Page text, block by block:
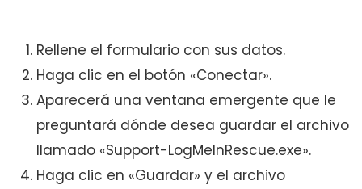
Rellene el formulario con sus datos.
Haga clic en el botón «Conectar».
Aparecerá una ventana emergente que le
preguntará dónde desea guardar el archivo
llamado «Support-LogMeInRescue.exe».
Haga clic en «Guardar» y el archivo